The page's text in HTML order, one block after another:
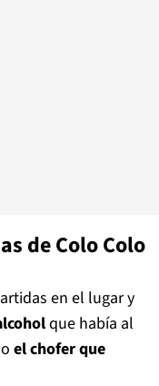
de Colo Colo
en el lugar y
que había al
el chofer que